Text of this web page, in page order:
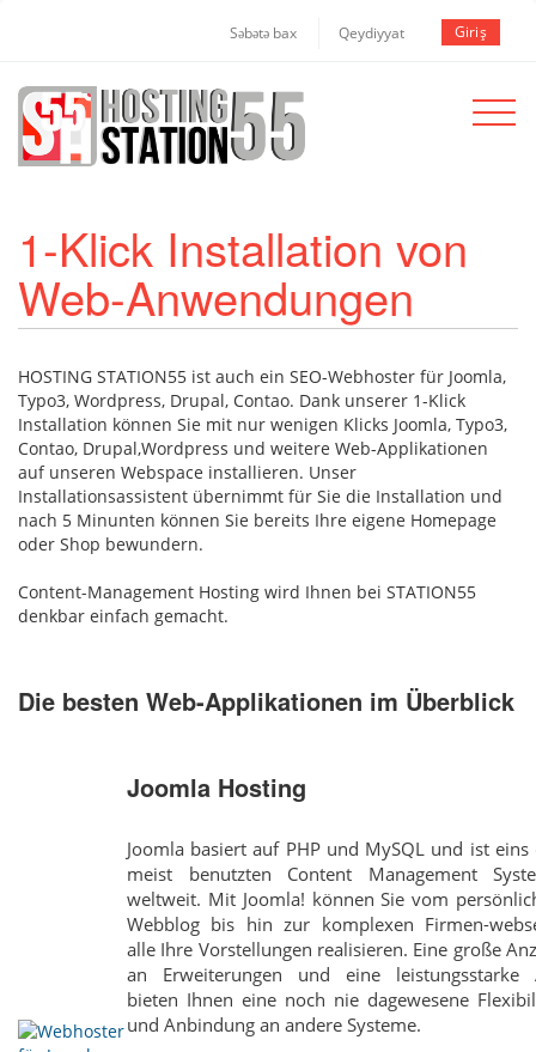
Səbətə bax Qeydiyyat Giriş
Toggle
1-Klick Installation von
Web-Anwendungen
HOSTING STATION55 ist auch ein SEO-Webhoster für Joomla,
Typo3, Wordpress, Drupal, Contao. Dank unserer 1-Klick
Installation können Sie mit nur wenigen Klicks Joomla, Typo3,
Contao, Drupal,Wordpress und weitere Web-Applikationen
auf unseren Webspace installieren. Unser
Installationsassistent übernimmt für Sie die Installation und
nach 5 Minunten können Sie bereits Ihre eigene Homepage
oder Shop bewundern.
Content-Management Hosting wird Ihnen bei STATION55
denkbar einfach gemacht.
Die besten Web-Applikationen im Überblick
Joomla Hosting
Joomla basiert auf PHP und MySQL und ist eins
meist benutzten Content Management
weltweit. Mit Joomla! können Sie vom
Webblog bis hin zur komplexen Firmen-
alle Ihre Vorstellungen realisieren. Eine große
an Erweiterungen und eine leistungsstarke
bieten Ihnen eine noch nie dagewesene
und Anbindung an andere Systeme.